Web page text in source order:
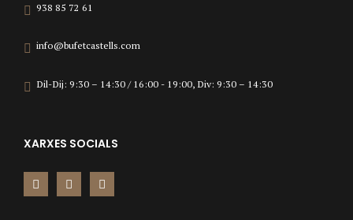
938 85 72 61
info@bufetcastells.com
Dil-Dij: 9:30 – 14:30 / 16:00 - 19:00, Div: 9:30 – 14:30
XARXES SOCIALS